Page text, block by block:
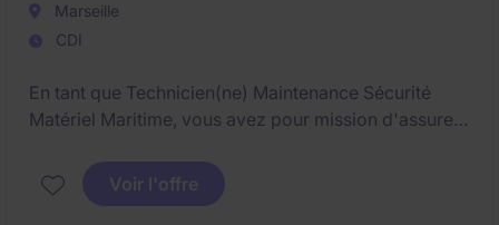
Marseille
CDI
En tant que Technicien(ne) Maintenance Sécurité
Matériel Maritime, vous avez pour mission d'assurer
bord de différents navires (bateaux, frégate,
paquebot) sur des systèmes incendie et sauvetage
Voir l'offre